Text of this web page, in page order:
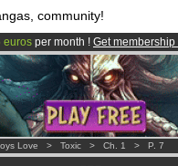
community!
euros per month ! Get membership
comics & mangas!.
Love > Toxic > Ch. 1 > P. 7